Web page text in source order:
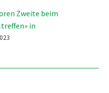
Zweite beim
in
in